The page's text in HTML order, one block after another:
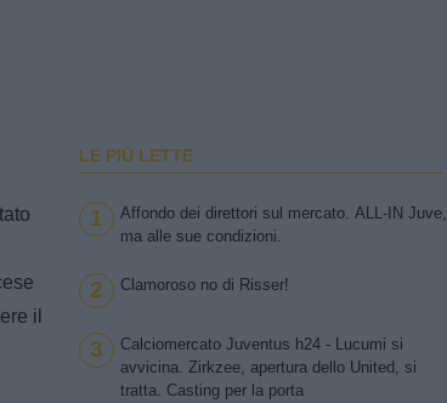
il
LE PIÙ LETTE
1
Affondo dei direttori sul mercato. ALL-IN Juve,
ma alle sue condizioni.
2 Clamoroso no di Risser!
3
Calciomercato Juventus h24 - Lucumi si
avvicina. Zirkzee, apertura dello United, si
tratta. Casting per la porta